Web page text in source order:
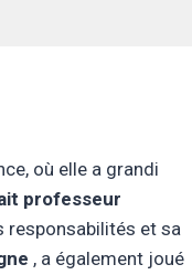
où elle a grandi
professeur
responsabilités et sa
, a également joué